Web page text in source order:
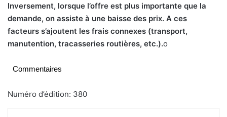
Inversement, lorsque l’offre est plus importante que la
demande, on assiste à une baisse des prix. A ces
facteurs s’ajoutent les frais connexes (transport,
manutention, tracasseries routières, etc.).o
Commentaires
Numéro d’édition: 380